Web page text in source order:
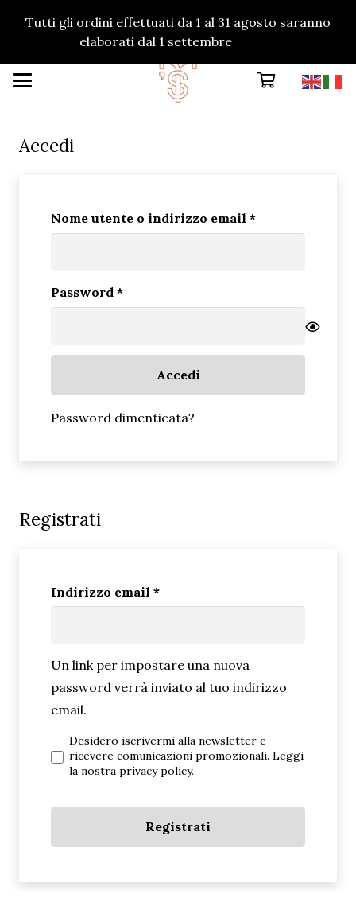
Tutti gli ordini effettuati da 1 al 31 agosto saranno
elaborati dal 1 settembre
Accedi
Nome utente o indirizzo email *Richiesto
Password *Richiesto
Accedi
Password dimenticata?
Registrati
Indirizzo email *Richiesto
Un link per impostare una nuova
password verrà inviato al tuo indirizzo
email.
Desidero iscrivermi alla newsletter e
ricevere comunicazioni promozionali. Leggi
la nostra privacy policy.
Registrati